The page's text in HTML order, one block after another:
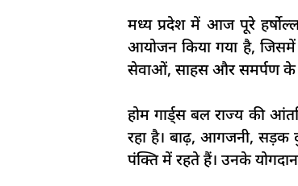
मध्य प्रदेश में आज पूरे
आयोजन किया गया है, जिसमें
सेवाओं, साहस और समर्पण के
होम गार्ड्स बल राज्य की
रहा है। बाढ़, आगजनी, सड़क
पंक्ति में रहते हैं। उनके